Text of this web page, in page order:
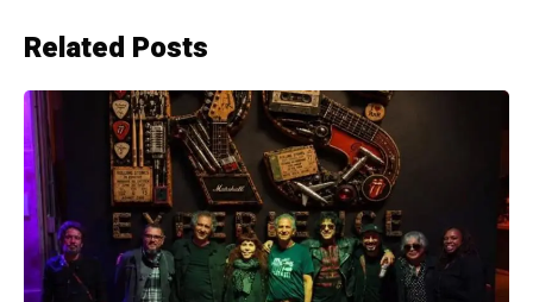
Related Posts